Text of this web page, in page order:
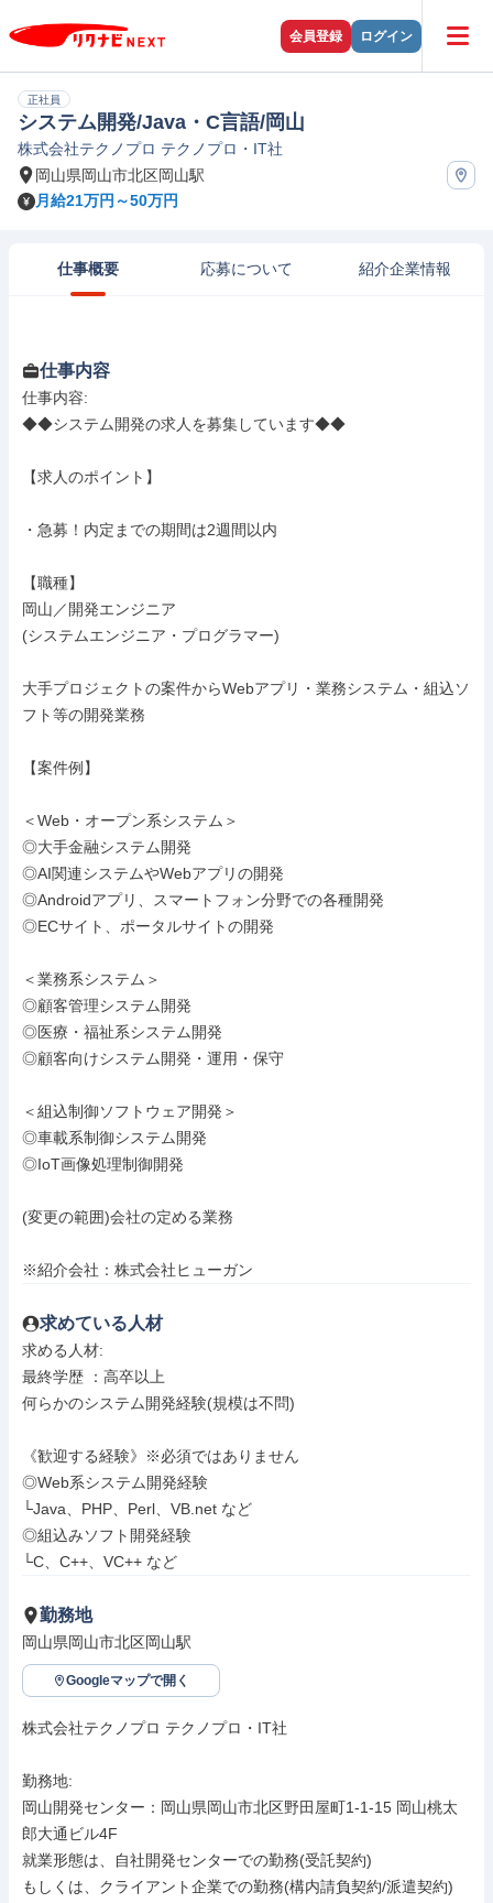
会員登録 ログイン
正社員
システム開発/Java・C言語/岡山
株式会社テクノプロ テクノプロ・IT社
岡山県岡山市北区岡山駅
月給21万円～50万円
仕事概要 応募について 紹介企業情報
仕事内容
仕事内容:
◆◆システム開発の求人を募集しています◆◆
【求人のポイント】
・急募！内定までの期間は2週間以内
【職種】
岡山／開発エンジニア
(システムエンジニア・プログラマー)
大手プロジェクトの案件からWebアプリ・業務システム・組込ソ
フト等の開発業務
【案件例】
＜Web・オープン系システム＞
◎大手金融システム開発
◎AI関連システムやWebアプリの開発
◎Androidアプリ、スマートフォン分野での各種開発
◎ECサイト、ポータルサイトの開発
＜業務系システム＞
◎顧客管理システム開発
◎医療・福祉系システム開発
◎顧客向けシステム開発・運用・保守
＜組込制御ソフトウェア開発＞
◎車載系制御システム開発
◎IoT画像処理制御開発
(変更の範囲)会社の定める業務
※紹介会社：株式会社ヒューガン
求めている人材
求める人材:
最終学歴 ：高卒以上
何らかのシステム開発経験(規模は不問)
《歓迎する経験》※必須ではありません
◎Web系システム開発経験
└Java、PHP、Perl、VB.net など
◎組込みソフト開発経験
└C、C++、VC++ など
勤務地
岡山県岡山市北区岡山駅
Googleマップで開く
株式会社テクノプロ テクノプロ・IT社
勤務地:
岡山開発センター：岡山県岡山市北区野田屋町1-1-15 岡山桃太
郎大通ビル4F
就業形態は、自社開発センターでの勤務(受託契約)
もしくは、クライアント企業での勤務(構内請負契約/派遣契約)